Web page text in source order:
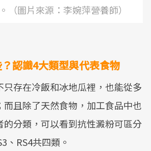
（圖片來源：李婉萍營養師）
認識4大類型與代表食物
只存在冷飯和冰地瓜裡，也能從多
且除了天然食物，加工食品中也
的分類，可以看到抗性澱粉可區分
、RS4共四類。